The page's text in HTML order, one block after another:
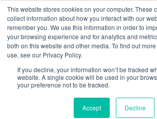
This website stores cookies on your computer. These
collect information about how you interact with our
remember you. We use this information in order to
your browsing experience and for analytics and
both on this website and other media. To find out
use, see our Privacy Policy.
If you decline, your information won’t be tracked
website. A single cookie will be used in your
your preference not to be tracked.
Accept Decline
Skip To Content
Toggle
Plateformes et produits
Plateformes et produits
Par UX Platform
vocale automobile avec l'IA hybride
Cerence Assistant
Profitez